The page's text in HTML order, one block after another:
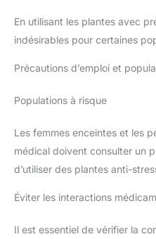
En utilisant les plantes avec
indésirables pour certaines
Précautions d’emploi et
Populations à risque
Les femmes enceintes et les
médical doivent consulter un
d’utiliser des plantes anti-
Éviter les interactions
Il est essentiel de vérifier la